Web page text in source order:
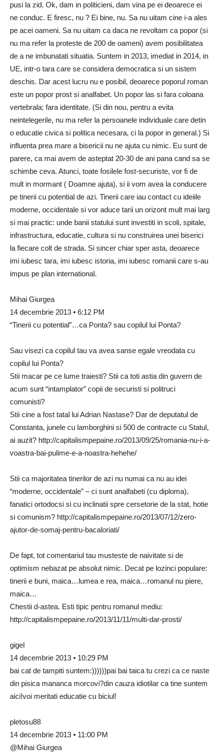
pusi la zid. Ok, dam in politicieni, dam vina pe ei deoarece ei
ne conduc. E firesc, nu ? Ei bine, nu. Sa nu uitam cine i-a ales
pe acei oameni. Sa nu uitam ca daca ne revoltam ca popor (si
nu ma refer la proteste de 200 de oameni) avem posibilitatea
de a ne imbunatati situatia. Suntem in 2013, imediat in 2014, in
UE, intr-o tara care se considera democratica si un sistem
deschis. Dar acest lucru nu e posibil, deoarece poporul roman
este un popor prost si analfabet. Un popor las si fara coloana
vertebrala; fara identitate. (Si din nou, pentru a evita
neintelegerile, nu ma refer la persoanele individuale care detin
o educatie civica si politica necesara, ci la popor in general.) Si
influenta prea mare a bisericii nu ne ajuta cu nimic. Eu sunt de
parere, ca mai avem de asteptat 20-30 de ani pana cand sa se
schimbe ceva. Atunci, toate fosilele fost-securiste, vor fi de
mult in mormant ( Doamne ajuta), si ii vom avea la conducere
pe tinerii cu potential de azi. Tinerii care iau contact cu ideiile
moderne, occidentale si vor aduce tarii un orizont mult mai larg
si mai practic: unde banii statului sunt investiti in scoli, spitale,
infrastructura, educatie, cultura si nu construirea unei biserici
la fiecare colt de strada. Si sincer chiar sper asta, deoarece
imi iubesc tara, imi iubesc istoria, imi iubesc romanii care s-au
impus pe plan international.
Mihai Giurgea
14 decembrie 2013 • 6:12 PM
“Tinerii cu potential”…ca Ponta? sau copilul lui Ponta?
Sau visezi ca copilul tau va avea sanse egale vreodata cu
copilul lui Ponta?
Stii macar pe ce lume traiesti? Stii ca toti astia din guvern de
acum sunt “intamplator” copii de securisti si politruci
comunisti?
Stii cine a fost tatal lui Adrian Nastase? Dar de deputatul de
Constanta, junele cu lamborghini si 500 de contracte cu Statul,
ai auzit? http://capitalismpepaine.ro/2013/09/25/romania-nu-i-a-
voastra-bai-pulime-e-a-noastra-hehehe/
Stii ca majoritatea tinerilor de azi nu numai ca nu au idei
“moderne, occidentale” – ci sunt analfabeti (cu diploma),
fanatici ortodocsi si cu inclinatii spre cersetorie de la stat, hotie
si comunism? http://capitalismpepaine.ro/2013/07/12/zero-
ajutor-de-somaj-pentru-bacaloriati/
De fapt, tot comentariul tau musteste de naivitate si de
optimism nebazat pe absolut nimic. Decat pe lozinci populare:
tinerii e buni, maica…lumea e rea, maica…romanul nu piere,
maica…
Chestii d-astea. Esti tipic pentru romanul mediu:
http://capitalismpepaine.ro/2013/11/11/multi-dar-prosti/
gigel
14 decembrie 2013 • 10:29 PM
bai cat de tampiti suntem:))))))pai bai taica tu crezi ca ce naste
din pisica mananca morcovi?din cauza idiotilar ca tine suntem
aici!voi meritati educatie cu biciul!
pletosu88
14 decembrie 2013 • 11:00 PM
@Mihai Giurgea